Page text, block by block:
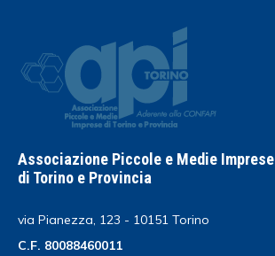
Associazione Piccole e Medie Imprese
di Torino e Provincia
via Pianezza, 123 - 10151 Torino
C.F. 80088460011